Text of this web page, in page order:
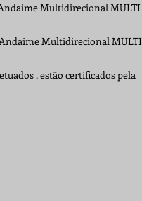
Multidirecional MULTI
Andaime Multidirecional MULTI
. estão certificados pela